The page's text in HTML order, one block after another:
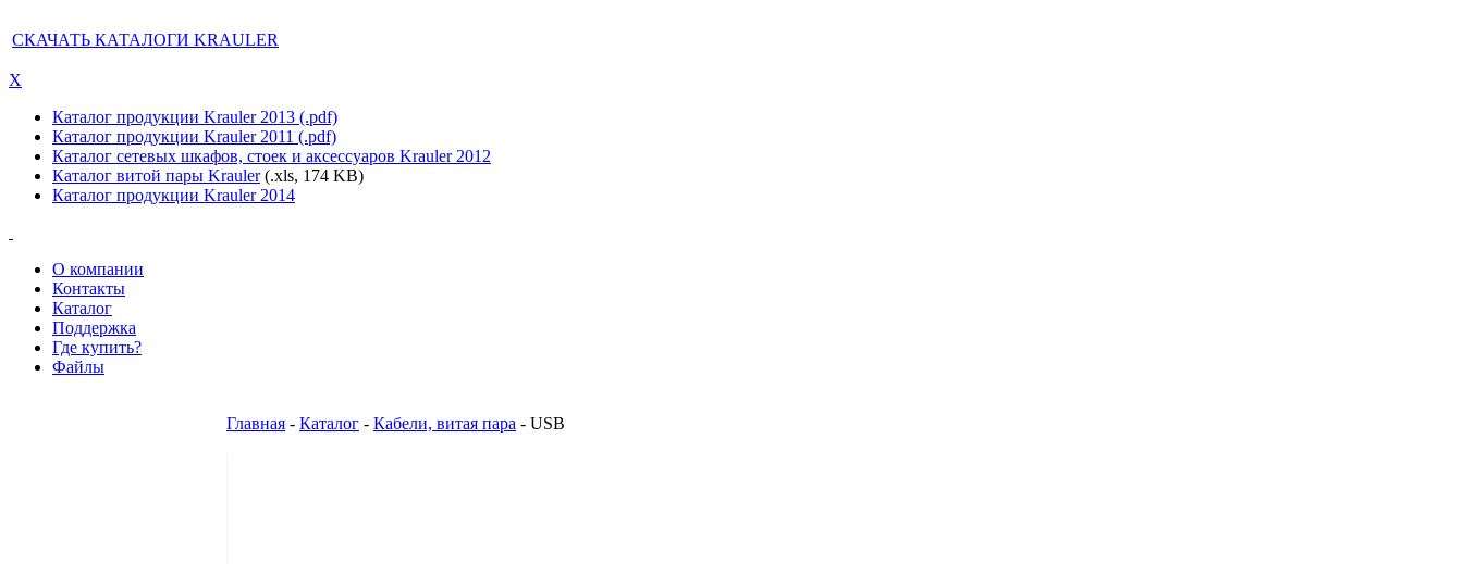
СКАЧАТЬ КАТАЛОГИ KRAULER
X
Каталог продукции Krauler 2013 (.pdf)
Каталог продукции Krauler 2011 (.pdf)
Каталог сетевых шкафов, стоек и аксессуаров Krauler 2012
Каталог витой пары Krauler(.xls, 174 KB)
Каталог продукции Krauler 2014
О компании
Контакты
Каталог
Поддержка
Где купить?
Файлы
Главная - Каталог - Кабели, витая пара - USB